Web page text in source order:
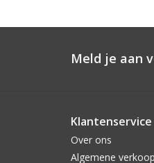
Meld je aan
Klantenservice
Over ons
Algemene